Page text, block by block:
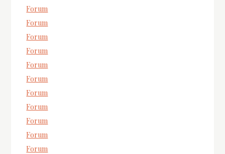
Forum
Forum
Forum
Forum
Forum
Forum
Forum
Forum
Forum
Forum
Forum